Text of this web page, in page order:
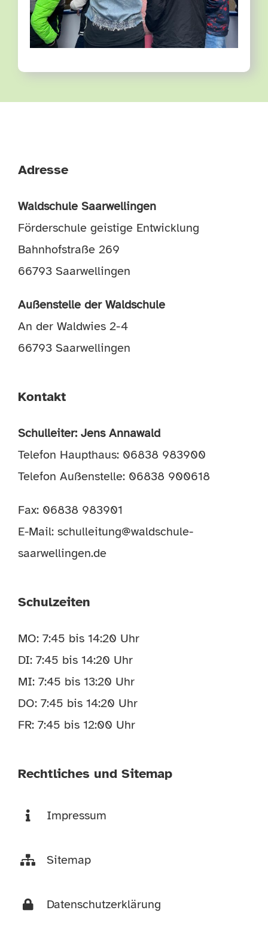
Adresse
Waldschule Saarwellingen
Förderschule geistige Entwicklung
Bahnhofstraße 269
66793 Saarwellingen
Außenstelle der Waldschule
An der Waldwies 2-4
66793 Saarwellingen
Kontakt
Schulleiter: Jens Annawald
Telefon Haupthaus: 06838 983900
Telefon Außenstelle: 06838 900618
Fax: 06838 983901
E-Mail: schulleitung@waldschule-
saarwellingen.de
Schulzeiten
MO: 7:45 bis 14:20 Uhr
DI: 7:45 bis 14:20 Uhr
MI: 7:45 bis 13:20 Uhr
DO: 7:45 bis 14:20 Uhr
FR: 7:45 bis 12:00 Uhr
Rechtliches und Sitemap
Impressum
Sitemap
Datenschutzerklärung